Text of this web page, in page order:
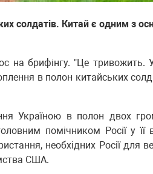
солдатів. Китай є одним з
на брифінгу. "Це тривожить.
в полон китайських
Україною в полон двох
помічником Росії у її
необхідних Росії для
США.